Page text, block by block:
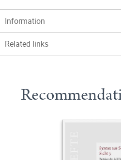
Information
Related links